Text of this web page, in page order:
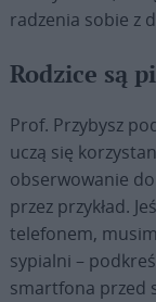
radzenia sobie z
Rodzice są
Prof. Przybysz
uczą się
obserwowanie
przez przykład.
telefonem,
sypialni –
smartfona przed